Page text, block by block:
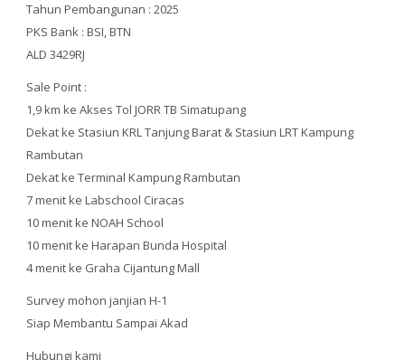
Tahun Pembangunan : 2025
PKS Bank : BSI, BTN
ALD 3429RJ
Sale Point :
1,9 km ke Akses Tol JORR TB Simatupang
Dekat ke Stasiun KRL Tanjung Barat & Stasiun LRT Kampung
Rambutan
Dekat ke Terminal Kampung Rambutan
7 menit ke Labschool Ciracas
10 menit ke NOAH School
10 menit ke Harapan Bunda Hospital
4 menit ke Graha Cijantung Mall
Survey mohon janjian H-1
Siap Membantu Sampai Akad
Hubungi kami